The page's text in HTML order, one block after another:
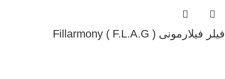
فیلر فیلارمونی ( F.L.A.G ) Fillarmony